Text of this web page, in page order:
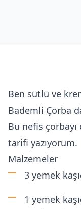
Ben sütlü ve
Bademli Çorba
Bu nefis
tarifi yazıyorum.
Malzemeler
3 yemek
1 yemek